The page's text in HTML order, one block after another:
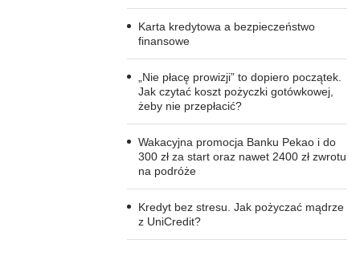
Karta kredytowa a bezpieczeństwo
finansowe
„Nie płacę prowizji” to dopiero początek.
Jak czytać koszt pożyczki gotówkowej,
żeby nie przepłacić?
Wakacyjna promocja Banku Pekao i do
300 zł za start oraz nawet 2400 zł zwrotu
na podróże
Kredyt bez stresu. Jak pożyczać mądrze
z UniCredit?